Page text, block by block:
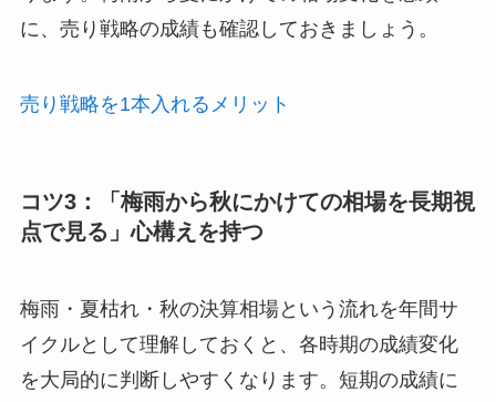
に、売り戦略の成績も確認しておきましょう。
売り戦略を1本入れるメリット
コツ3：「梅雨から秋にかけての相場を長期視
点で見る」心構えを持つ
梅雨・夏枯れ・秋の決算相場という流れを年間サ
イクルとして理解しておくと、各時期の成績変化
を大局的に判断しやすくなります。短期の成績に